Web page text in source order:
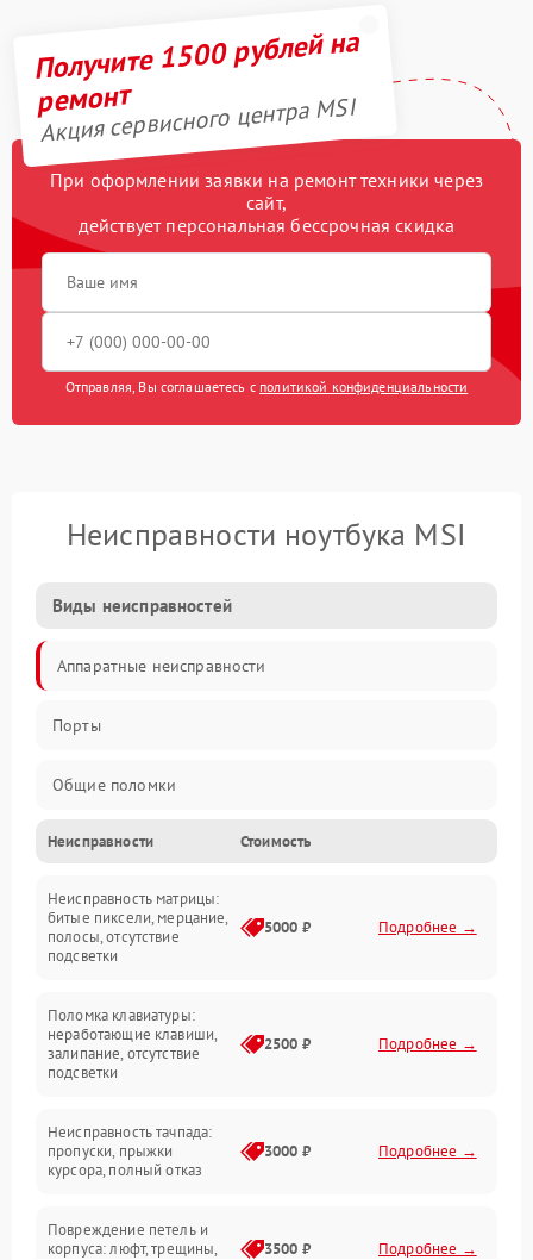
Получите 1500 рублей на
ремонт
Акция сервисного центра MSI
При оформлении заявки на ремонт техники через
сайт,
действует персональная бессрочная скидка
Отправляя, Вы соглашаетесь с политикой конфиденциальности
Неисправности ноутбука MSI
Виды неисправностей
Аппаратные неисправности
Порты
Общие поломки
Устройства
Программные ошибки
Электрические и системные сбои
Интерфейсные проблемы
Батарея
Сеть и интернет
Неисправности Стоимость
Неисправность матрицы:
битые пиксели, мерцание,
полосы, отсутствие
подсветки
5000 ₽ Подробнее →
Поломка клавиатуры:
неработающие клавиши,
залипание, отсутствие
подсветки
2500 ₽ Подробнее →
Неисправность тачпада:
пропуски, прыжки
курсора, полный отказ
3000 ₽ Подробнее →
Повреждение петель и
корпуса: люфт, трещины,
3500 ₽ Подробнее →